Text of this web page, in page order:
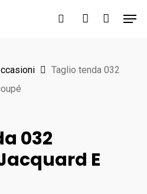
search account
Taglio tenda 032
032
E